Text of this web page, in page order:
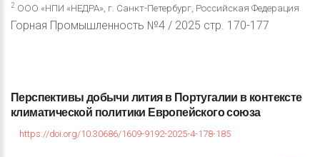
2 ООО «НПИ «НЕДРА», г. Санкт-Петербург, Российская Федерация
Горная Промышленность №4 / 2025 стр. 170-177
ПерспективыдобычилитиявПортугалии вконтексте
климатической политики Европейскогосоюза
https://doi.org/10.30686/1609-9192-2025-4-178-185